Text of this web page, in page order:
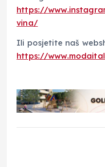
https://
vina/
Ili posjetite naš
https://